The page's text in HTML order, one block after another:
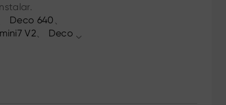
Deco 640 、
V2、 Deco